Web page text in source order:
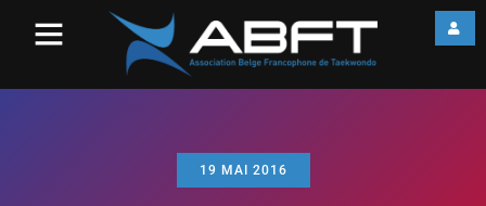
19 MAI 2016